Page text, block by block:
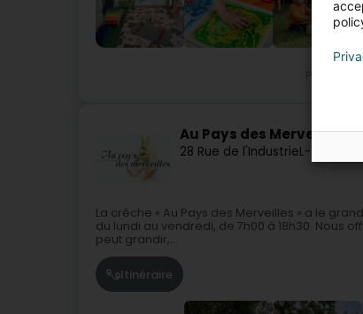
Au Pays des Merveilles
28 Rue de l'IndustrieL-7231
La crèche « Au Pays des Merveilles » a le
du lundi au vendredi, de 7h00 à 18h30. Nous
peut grandir,...
Itinéraire